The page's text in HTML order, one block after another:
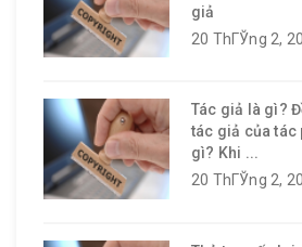
giả
20 ThГЎng 2,
Tác giả là gì?
tác giả của tác
gì? Khi ...
20 ThГЎng 2,